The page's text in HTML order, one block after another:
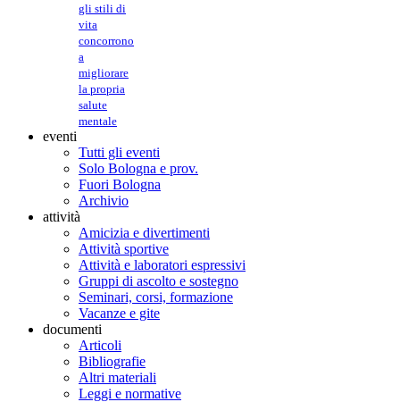
gli stili di
vita
concorrono
a
migliorare
la propria
salute
mentale
eventi
Tutti gli eventi
Solo Bologna e prov.
Fuori Bologna
Archivio
attività
Amicizia e divertimenti
Attività sportive
Attività e laboratori espressivi
Gruppi di ascolto e sostegno
Seminari, corsi, formazione
Vacanze e gite
documenti
Articoli
Bibliografie
Altri materiali
Leggi e normative